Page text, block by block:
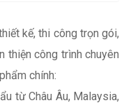
kế, thi công trọn gói,
thiện công trình chuyên
chính:
từ Châu Âu, Malaysia,